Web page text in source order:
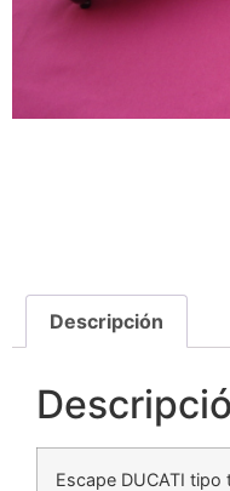
Descripción
Escape DUCATI